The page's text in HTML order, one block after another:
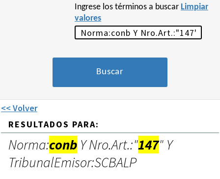
Ingrese los términos a buscar Limpiar
valores
<< Volver
RESULTADOS PARA:
Norma:conb Y Nro.Art.:"147" Y
TribunalEmisor:SCBALP